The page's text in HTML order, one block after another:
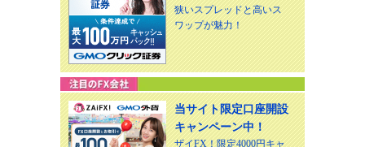
狭いスプレッドと高いス
ワップが魅力！
当サイト限定口座開設
キャンペーン中！
ザイFX！限定4000円キャ